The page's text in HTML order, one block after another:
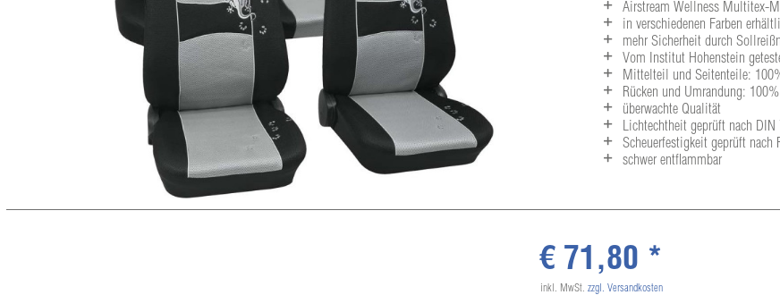
Airstream Wellness Multitex-
in verschiedenen Farben
mehr Sicherheit durch
Vom Institut Hohenstein
Mittelteil und Seitenteile:
Rücken und Umrandung:
überwachte Qualität
Lichtechtheit geprüft nach DIN
Scheuerfestigkeit geprüft nach
schwer entflammbar
€ 71,80 *
inkl. MwSt. zzgl. Versandkosten